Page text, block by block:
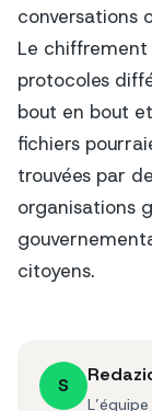
conversations
Le chiffrement
protocoles
bout en bout
fichiers
trouvées par
organisations
citoyens.
S